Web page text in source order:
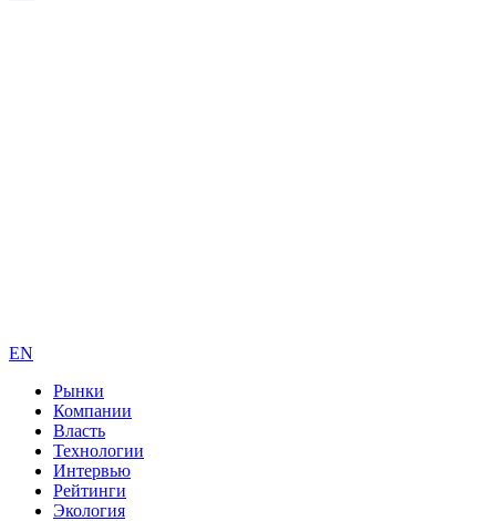
EN
Рынки
Компании
Власть
Технологии
Интервью
Рейтинги
Экология